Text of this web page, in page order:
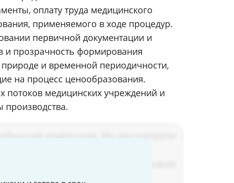
оплату труда медицинского
применяемого в ходе процедур.
первичной документации и
и прозрачность формирования
природе и временной периодичности,
на процесс ценообразования.
потоков медицинских учреждений и